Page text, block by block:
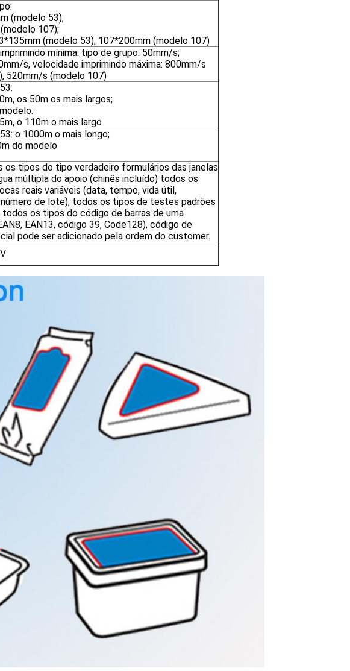
(modelo 53),
107);
(modelo 53); 107*200mm (modelo 107)
mínima: tipo de grupo: 50mm/s;
s, velocidade imprimindo máxima: 800mm/s
520mm/s (modelo 107)
os 50m os mais largos;
o 110m o mais largo
o 1000m o mais longo;
do modelo
os tipos do tipo verdadeiro formulários das janelas
múltipla do apoio (chinês incluído) todos os
reais variáveis (data, tempo, vida útil,
de lote), todos os tipos de testes padrões
os tipos do código de barras de uma
EAN13, código 39, Code128), código de
pode ser adicionado pela ordem do customer.